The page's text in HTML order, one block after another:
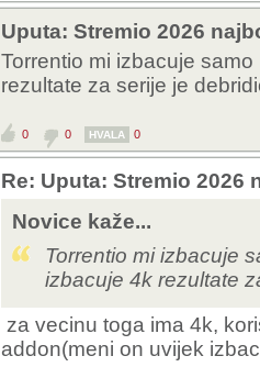
Uputa: Stremio 2026
Torrentio mi izbacuje
rezultate za serije je
0 0 HVALA 0
Re: Uputa: Stremio 2026
Novice kaže...
Torrentio mi izbacuje
izbacuje 4k rezultate
za vecinu toga ima 4k,
addon(meni on uvijek